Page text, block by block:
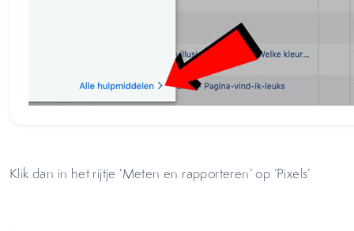
Klik dan in het rijtje ‘Meten en rapporteren’ op ‘Pixels’